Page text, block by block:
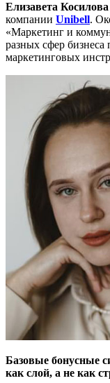
Елизавета Косилова
компании Unibell.
«Маркетинг и
разных сфер
маркетинговых
Базовые бонусные
как слой, а не как